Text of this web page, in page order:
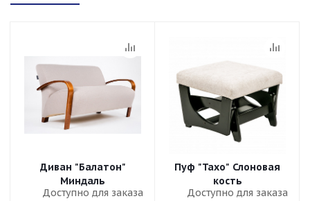
Диван "Балатон"
Миндаль
Доступно для заказа
Пуф "Тахо" Слоновая
кость
Доступно для заказа